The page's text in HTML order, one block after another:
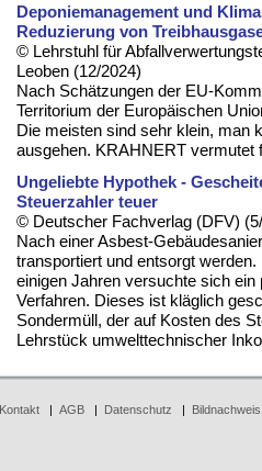
Deponiemanagement und
Reduzierung von
© Lehrstuhl für
Leoben (12/2024)
Nach Schätzungen der EU-
Territorium der Europäischen
Die meisten sind sehr klein, man
ausgehen. KRAHNERT vermutet
Ungeliebte Hypothek -
Steuerzahler teuer
© Deutscher Fachverlag (DFV)
Nach einer Asbest-
transportiert und entsorgt
einigen Jahren versuchte sich
Verfahren. Dieses ist kläglich
Sondermüll, der auf Kosten des
Lehrstück umwelttechnischer
Kontakt| AGB| Datenschutz Bildnachweis